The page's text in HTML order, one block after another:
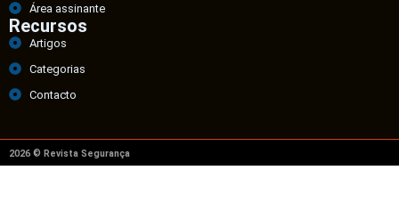
Área assinante
Recursos
Artigos
Categorias
Contacto
2026 © Revista Segurança